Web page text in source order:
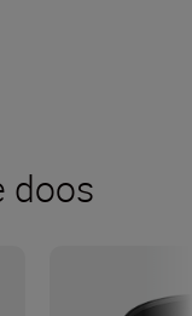
doos